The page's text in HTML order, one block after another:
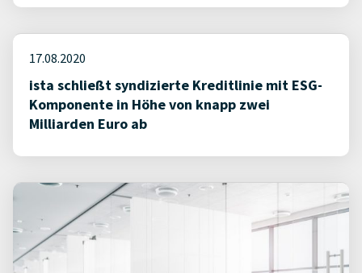
17.08.2020
ista schließt syndizierte Kreditlinie mit ESG-
Komponente in Höhe von knapp zwei
Milliarden Euro ab